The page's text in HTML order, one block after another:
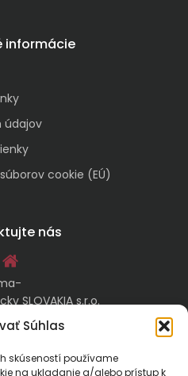
Súhlas
skúseností používame
na ukladanie a/alebo prístup k
informácie
údajov
cookie (EÚ)
nás
SLOVAKIA s.r.o.
A
Bystrica